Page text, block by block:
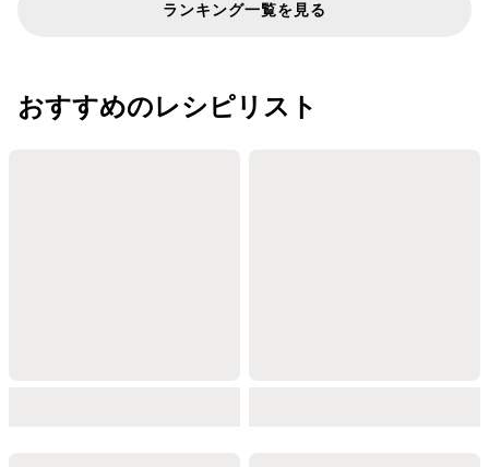
ランキング一覧を見る
おすすめのレシピリスト